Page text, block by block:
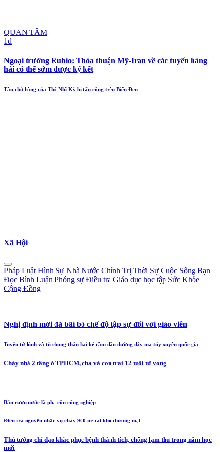
QUAN TÂM
1d
Ngoại trưởng Rubio: Thỏa thuận Mỹ-Iran về các tuyến hàng
hải có thể sớm được ký kết
Tàu chở hàng của Thổ Nhĩ Kỳ bị tấn công trên Biển Đen
Xã Hội
Pháp Luật Hình Sự Nhà Nước Chính Trị Thời Sự Cuộc Sống Bạn
Đọc Bình Luận Phóng sự Điều tra Giáo dục học tập Sức Khỏe
Cộng Đồng
Nghị định mới đã bãi bỏ chế độ tập sự đối với giáo viên
Tuyên tử hình và tù chung thân hai kẻ cầm đầu đường dây ma túy xuyên quốc gia
Cháy nhà 2 tầng ở TPHCM, cha và con trai 12 tuổi tử vong
Bán rượu nước lã pha cồn công nghiệp
Điều tra nguyên nhân vụ cháy 900 m² tại khu thương mại
Thủ tướng chỉ đạo khắc phục bệnh thành tích, chống lạm thu trong năm học
mới